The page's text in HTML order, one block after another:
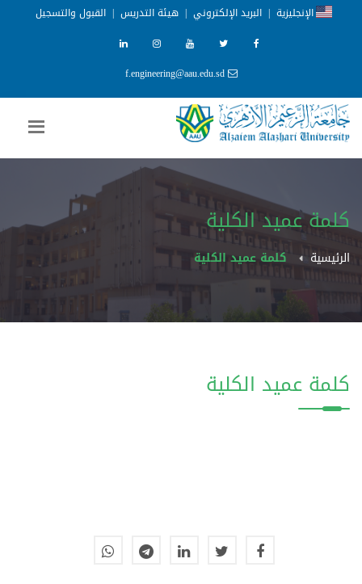
الإنجليزية | البريد الإلكتروني | هيئة التدريس | القبول والتسجيل
f.engineering@aau.edu.sd
كلمة عميد الكلية
الرئيسية كلمة عميد الكلية
كلمة عميد الكلية